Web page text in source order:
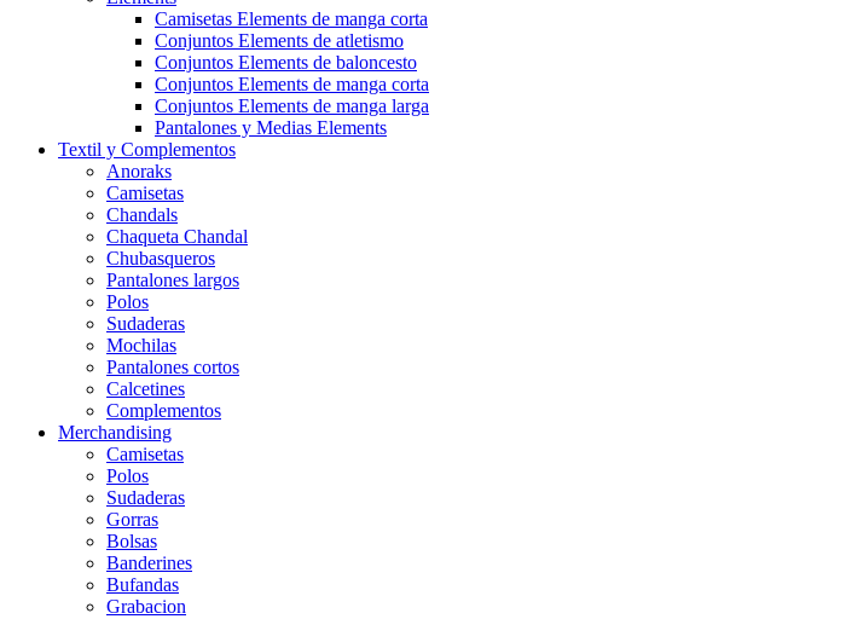
Camisetas Elements de manga corta
Conjuntos Elements de atletismo
Conjuntos Elements de baloncesto
Conjuntos Elements de manga corta
Conjuntos Elements de manga larga
Pantalones y Medias Elements
Textil y Complementos
Anoraks
Camisetas
Chandals
Chaqueta Chandal
Chubasqueros
Pantalones largos
Polos
Sudaderas
Mochilas
Pantalones cortos
Calcetines
Complementos
Merchandising
Camisetas
Polos
Sudaderas
Gorras
Bolsas
Banderines
Bufandas
Grabacion